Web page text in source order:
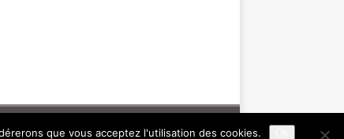
que vous acceptez l'utilisation des cookies.